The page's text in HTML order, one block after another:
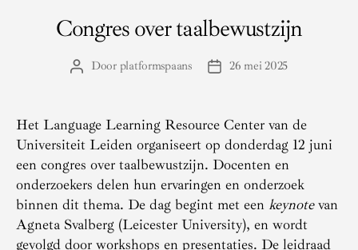
Congres over taalbewustzijn
Berichtauteur
Door platformspaans Berichtdatum
26 mei 2025
Het Language Learning Resource Center van de
Universiteit Leiden organiseert op donderdag 12 juni
een congres over taalbewustzijn. Docenten en
onderzoekers delen hun ervaringen en onderzoek
binnen dit thema. De dag begint met een keynotevan
Agneta Svalberg (Leicester University), en wordt
gevolgd door workshops en presentaties. De leidraad